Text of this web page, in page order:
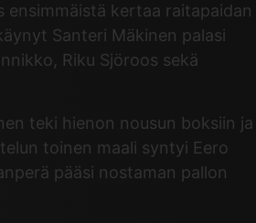
ensimmäistä kertaa raitapaidan
Santeri Mäkinen palasi
Riku Sjöroos sekä
teki hienon nousun boksiin ja
toinen maali syntyi Eero
pääsi nostaman pallon